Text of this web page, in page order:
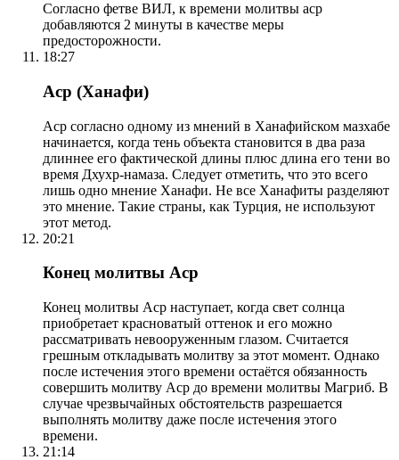
Согласно фетве ВИЛ, к времени молитвы аср
добавляются 2 минуты в качестве меры
предосторожности.
18:27
Аср (Ханафи)
Аср согласно одному из мнений в Ханафийском мазхабе
начинается, когда тень объекта становится в два раза
длиннее его фактической длины плюс длина его тени во
время Дхухр-намаза. Следует отметить, что это всего
лишь одно мнение Ханафи. Не все Ханафиты разделяют
это мнение. Такие страны, как Турция, не используют
этот метод.
20:21
Конец молитвы Аср
Конец молитвы Аср наступает, когда свет солнца
приобретает красноватый оттенок и его можно
рассматривать невооруженным глазом. Считается
грешным откладывать молитву за этот момент. Однако
после истечения этого времени остаётся обязанность
совершить молитву Аср до времени молитвы Магриб. В
случае чрезвычайных обстоятельств разрешается
выполнять молитву даже после истечения этого
времени.
21:14